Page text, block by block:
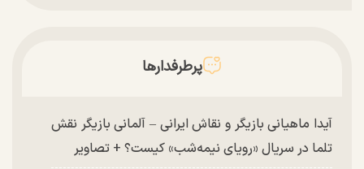
پرطرفدارها
آیدا ماهیانی بازیگر و نقاش ایرانی – آلمانی بازیگر نقش
تلما در سریال «رویای نیمه‌شب» کیست؟ + تصاویر